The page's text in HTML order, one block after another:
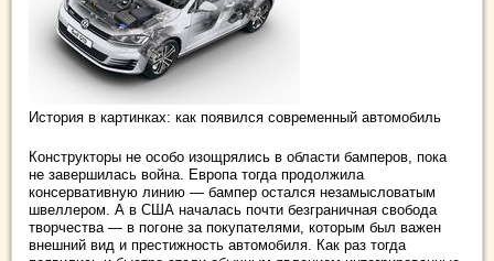
История в картинках: как появился современный автомобиль
Конструкторы не особо изощрялись в области бамперов, пока
не завершилась война. Европа тогда продолжила
консервативную линию — бампер остался незамысловатым
швеллером. А в США началась почти безграничная свобода
творчества — в погоне за покупателями, которым был важен
внешний вид и престижность автомобиля. Как раз тогда